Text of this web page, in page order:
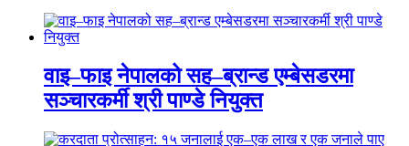
वाइ–फाइ नेपालको सह–ब्रान्ड एम्बेसडरमा
सञ्चारकर्मी श्री पाण्डे नियुक्त